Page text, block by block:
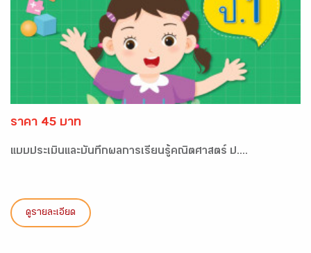
ราคา 45 บาท
แบบประเมินและบันทึกผลการเรียนรู้คณิตศาสตร์ ป....
ดูรายละเอียด